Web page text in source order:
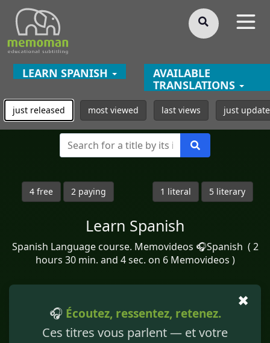
LEARN SPANISH
AVAILABLE
TRANSLATIONS
just released most viewed last views just
4 free 2 paying 1 literal 5 literary
Learn Spanish
Spanish Language course. Memovideos 🎧Spanish ( 2
hours 30 min. and 4 sec. on 6 Memovideos )
✖
🎧 Écoutez, ressentez, retenez.
Ces titres vous parlent — et votre